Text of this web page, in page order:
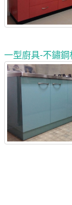
一型廚具-不鏽鋼